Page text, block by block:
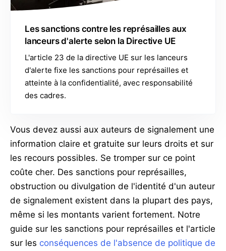
Les sanctions contre les représailles aux
lanceurs d'alerte selon la Directive UE
L'article 23 de la directive UE sur les lanceurs
d'alerte fixe les sanctions pour représailles et
atteinte à la confidentialité, avec responsabilité
des cadres.
Vous devez aussi aux auteurs de signalement une
information claire et gratuite sur leurs droits et sur
les recours possibles. Se tromper sur ce point
coûte cher. Des sanctions pour représailles,
obstruction ou divulgation de l'identité d'un auteur
de signalement existent dans la plupart des pays,
même si les montants varient fortement. Notre
guide sur les sanctions pour représailles et l'article
sur les conséquences de l'absence de politique de